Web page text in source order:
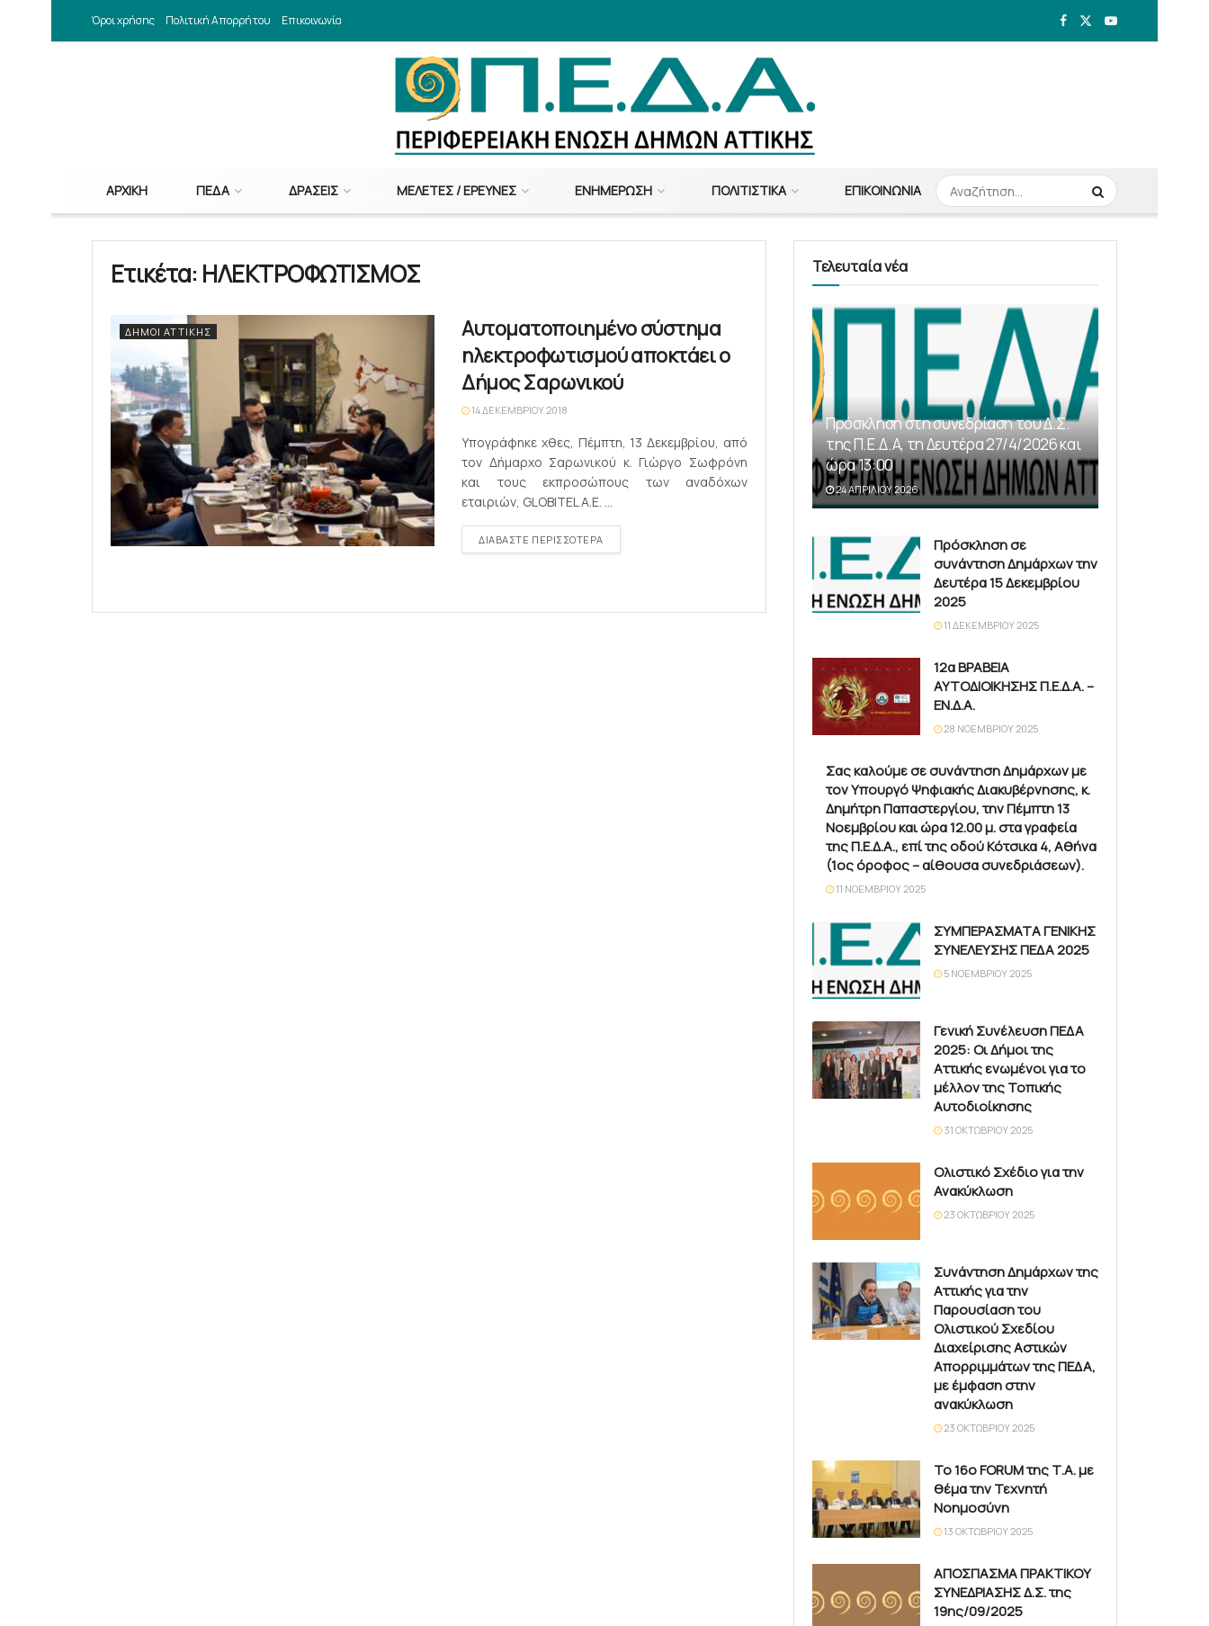
Όροι χρήσης Πολιτική Απορρήτου Επικοινωνία
ΑΡΧΙΚΉ ΠΕΔΑ ΔΡΆΣΕΙΣ ΜΕΛΈΤΕΣ / ΈΡΕΥΝΕΣ ΕΝΗΜΈΡΩΣΗ ΠΟΛΙΤΙΣΤΙΚΆ ΕΠΙΚΟΙΝΩΝΊΑ
Ετικέτα: ΗΛΕΚΤΡΟΦΩΤΙΣΜΟΣ
ΔΉΜΟΙ ΑΤΤΙΚΉΣ
Αυτοματοποιημένο σύστημα
ηλεκτροφωτισμού αποκτάει ο
Δήμος Σαρωνικού
14 ΔΕΚΕΜΒΡΊΟΥ 2018
Υπογράφηκε χθες, Πέμπτη, 13 Δεκεμβρίου, από
τον Δήμαρχο Σαρωνικού κ. Γιώργο Σωφρόνη
και τους εκπροσώπους των αναδόχων
εταιριών, GLOBITEL A.E. ...
ΔΙΑΒΆΣΤΕ ΠΕΡΙΣΣΌΤΕΡΑ
Τελευταία νέα
Πρόσκληση στη συνεδρίαση του Δ.Σ.
της Π.Ε.Δ.Α, τη Δευτέρα 27/4/2026 και
ώρα 13:00
24 ΑΠΡΙΛΊΟΥ 2026
Πρόσκληση σε
συνάντηση Δημάρχων την
Δευτέρα 15 Δεκεμβρίου
2025
11 ΔΕΚΕΜΒΡΊΟΥ 2025
12α ΒΡΑΒΕΙΑ
ΑΥΤΟΔΙΟΙΚΗΣΗΣ Π.Ε.Δ.Α. –
ΕΝ.Δ.Α.
28 ΝΟΕΜΒΡΊΟΥ 2025
Σας καλούμε σε συνάντηση Δημάρχων με
τον Υπουργό Ψηφιακής Διακυβέρνησης, κ.
Δημήτρη Παπαστεργίου, την Πέμπτη 13
Νοεμβρίου και ώρα 12.00 μ. στα γραφεία
της Π.Ε.Δ.Α., επί της οδού Κότσικα 4, Αθήνα
(1ος όροφος – αίθουσα συνεδριάσεων).
11 ΝΟΕΜΒΡΊΟΥ 2025
ΣΥΜΠΕΡΑΣΜΑΤΑ ΓΕΝΙΚΗΣ
ΣΥΝΕΛΕΥΣΗΣ ΠΕΔΑ 2025
5 ΝΟΕΜΒΡΊΟΥ 2025
Γενική Συνέλευση ΠΕΔΑ
2025: Οι Δήμοι της
Αττικής ενωμένοι για το
μέλλον της Τοπικής
Αυτοδιοίκησης
31 ΟΚΤΩΒΡΊΟΥ 2025
Ολιστικό Σχέδιο για την
Ανακύκλωση
23 ΟΚΤΩΒΡΊΟΥ 2025
Συνάντηση Δημάρχων της
Αττικής για την
Παρουσίαση του
Ολιστικού Σχεδίου
Διαχείρισης Αστικών
Απορριμμάτων της ΠΕΔΑ,
με έμφαση στην
ανακύκλωση
23 ΟΚΤΩΒΡΊΟΥ 2025
Το 16ο FORUM της Τ.Α. με
θέμα την Τεχνητή
Νοημοσύνη
13 ΟΚΤΩΒΡΊΟΥ 2025
ΑΠΟΣΠΑΣΜΑ ΠΡΑΚΤΙΚΟΥ
ΣΥΝΕΔΡΙΑΣΗΣ Δ.Σ. της
19ης/09/2025